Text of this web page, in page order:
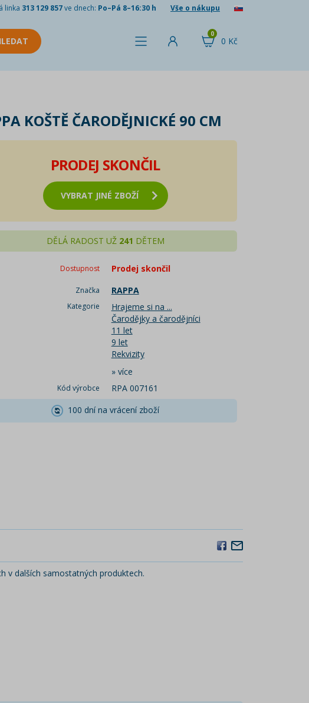
linka 313 129 857ve dnech: Po–Pá 8–16:30 h Vše o nákupu
0 Kč
0
KOŠTĚ ČARODĚJNICKÉ 90 CM
PRODEJ SKONČIL
VYBRAT JINÉ ZBOŽÍ
DĚLÁ RADOST UŽ 241 DĚTEM
Dostupnost Prodej skončil
Značka RAPPA
Kategorie
Hrajeme si na ...
Čarodějky a čarodějníci
11 let
9 let
Rekvizity
» více
Kód výrobce
RPA 007161
100 dní na vrácení zboží
v dalších samostatných produktech.